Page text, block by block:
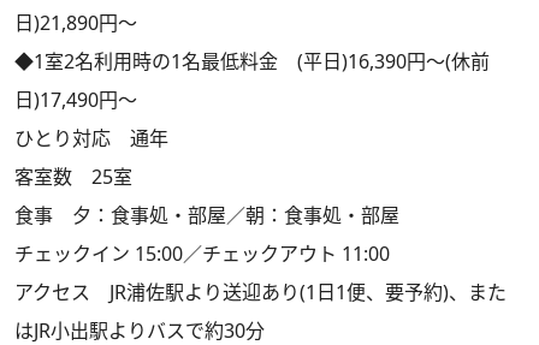
日)21,890円～
◆1室2名利用時の1名最低料金 (平日)16,390円～(休前
日)17,490円～
ひとり対応 通年
客室数 25室
食事 夕：食事処・部屋／朝：食事処・部屋
チェックイン 15:00／チェックアウト 11:00
アクセス JR浦佐駅より送迎あり(1日1便、要予約)、また
はJR小出駅よりバスで約30分